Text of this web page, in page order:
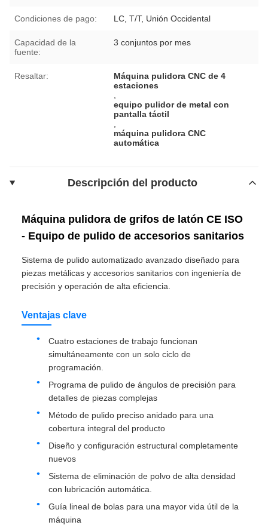
Condiciones de pago: LC, T/T, Unión Occidental
Capacidad de la
fuente:
3 conjuntos por mes
Resaltar:
Máquina pulidora CNC de 4
estaciones
equipo pulidor de metal con
pantalla táctil
máquina pulidora CNC
automática
Descripción del producto
Máquina pulidora de grifos de latón CE ISO
- Equipo de pulido de accesorios sanitarios
Sistema de pulido automatizado avanzado diseñado para
piezas metálicas y accesorios sanitarios con ingeniería de
precisión y operación de alta eficiencia.
Ventajas clave
Cuatro estaciones de trabajo funcionan
simultáneamente con un solo ciclo de
programación.
Programa de pulido de ángulos de precisión para
detalles de piezas complejas
Método de pulido preciso anidado para una
cobertura integral del producto
Diseño y configuración estructural completamente
nuevos
Sistema de eliminación de polvo de alta densidad
con lubricación automática.
Guía lineal de bolas para una mayor vida útil de la
máquina